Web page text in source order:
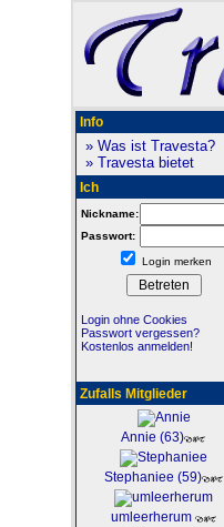
Info
» Was ist Travesta?
» Travesta bietet
Ich
Nickname:
Passwort:
Login merken
Login ohne Cookies
Passwort vergessen?
Kostenlos anmelden!
Zufalls Mitglieder
Annie (63)
Stephaniee (59)
umleerherum